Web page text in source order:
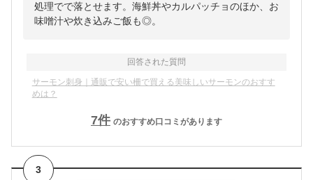
処理でで落とせます。海鮮丼やカルパッチョのほか、お
味噌汁や炊き込みご飯も◎。
回答された質問
サーモン刺身｜通販で安い柵で買える美味しいサーモンのおすす
めは？
7件 のおすすめ口コミがあります
3